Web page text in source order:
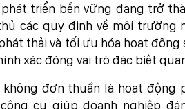
triển bền vững đang trở
các quy định về môi trường
thải và tối ưu hóa hoạt động
xác đóng vai trò đặc biệt
đơn thuần là hoạt động
cụ giúp doanh nghiệp